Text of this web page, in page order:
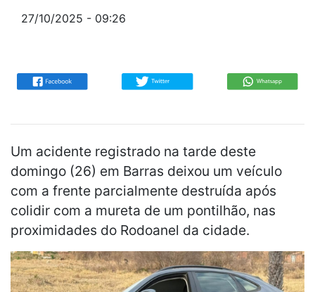
27/10/2025 - 09:26
Um acidente registrado na tarde deste
domingo (26) em Barras deixou um veículo
com a frente parcialmente destruída após
colidir com a mureta de um pontilhão, nas
proximidades do Rodoanel da cidade.